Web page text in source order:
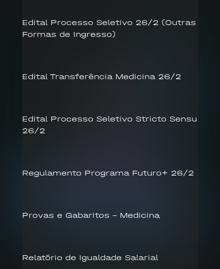
Edital Processo Seletivo 26/2 (Outras
Formas de Ingresso)
Edital Transferência Medicina 26/2
Edital Processo Seletivo Stricto Sensu
26/2
Regulamento Programa Futuro+ 26/2
Provas e Gabaritos – Medicina
Relatório de Igualdade Salarial